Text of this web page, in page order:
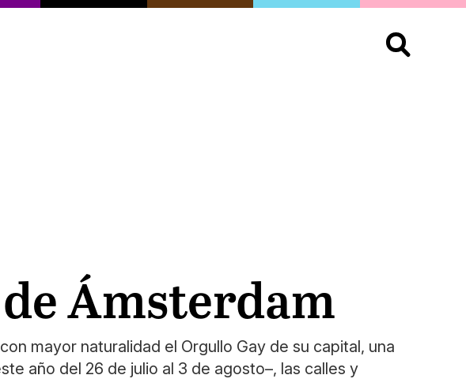
Buscar:
Ámsterdam
mayor naturalidad el Orgullo Gay de su capital, una
año del 26 de julio al 3 de agosto–, las calles y